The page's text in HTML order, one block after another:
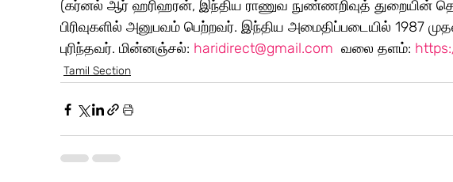
(கர்னல் ஆர் ஹரிஹரன், இந்திய ராணுவ நுண்ணறிவுத் துறையின்
பிரிவுகளில் அனுபவம் பெற்றவர். இந்திய அமைதிப்படையில் 1987
புரிந்தவர். மின்னஞ்சல்: haridirect@gmail.com வலை தளம்:
Tamil Section